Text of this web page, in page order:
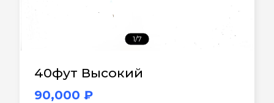
1/7
40фут Высокий
90,000 ₽